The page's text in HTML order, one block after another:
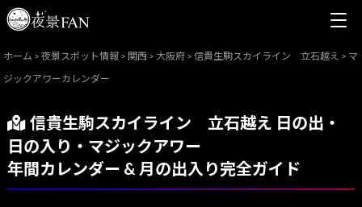
ホーム > 夜景スポット情報 > 関西 > 大阪府 > 信貴生駒スカイライン 立石越え > マ
ジックアワーカレンダー
信貴生駒スカイライン 立石越え 日の出・
日の入り・マジックアワー
年間カレンダー & 月の出入り完全ガイド